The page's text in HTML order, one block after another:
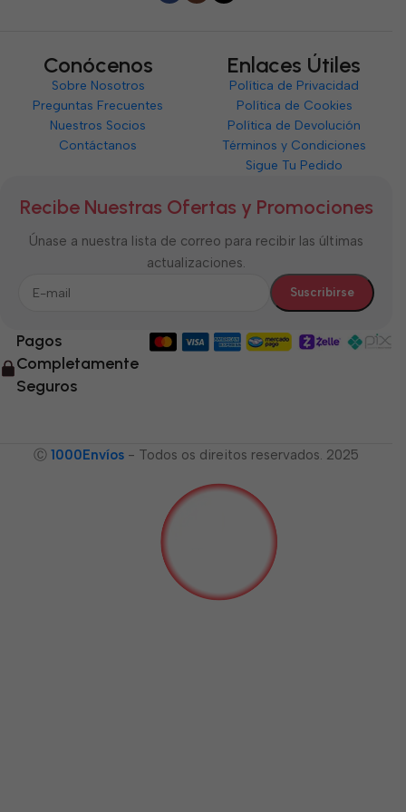
Conócenos
Sobre Nosotros
Preguntas Frecuentes
Nuestros Socios
Contáctanos
Enlaces Útiles
Política de Privacidad
Política de Cookies
Política de Devolución
Términos y Condiciones
Sigue Tu Pedido
Recibe Nuestras Ofertas y Promociones
Únase a nuestra lista de correo para recibir las últimas
actualizaciones.
Pagos
Completamente
Seguros
Ⓒ 1000Envíos - Todos os direitos reservados. 2025